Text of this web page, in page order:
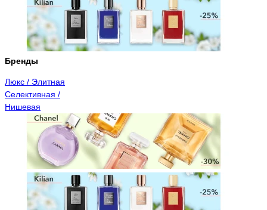
Бренды
Люкс / Элитная
Селективная /
Нишевая